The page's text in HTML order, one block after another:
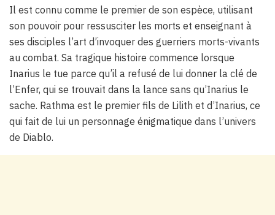
Il est connu comme le premier de son espèce, utilisant
son pouvoir pour ressusciter les morts et enseignant à
ses disciples l’art d’invoquer des guerriers morts-vivants
au combat. Sa tragique histoire commence lorsque
Inarius le tue parce qu’il a refusé de lui donner la clé de
l’Enfer, qui se trouvait dans la lance sans qu’Inarius le
sache. Rathma est le premier fils de Lilith et d’Inarius, ce
qui fait de lui un personnage énigmatique dans l’univers
de Diablo.